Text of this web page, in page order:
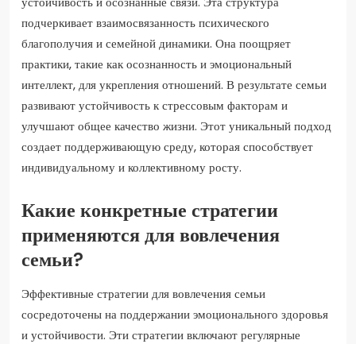
подчеркивает взаимосвязанность психического
благополучия и семейной динамики. Она поощряет
практики, такие как осознанность и эмоциональный
интеллект, для укрепления отношений. В результате семьи
развивают устойчивость к стрессовым факторам и
улучшают общее качество жизни. Этот уникальный подход
создает поддерживающую среду, которая способствует
индивидуальному и коллективному росту.
Какие конкретные стратегии
применяются для вовлечения
семьи?
Эффективные стратегии для вовлечения семьи
сосредоточены на поддержании эмоционального здоровья
и устойчивости. Эти стратегии включают регулярные